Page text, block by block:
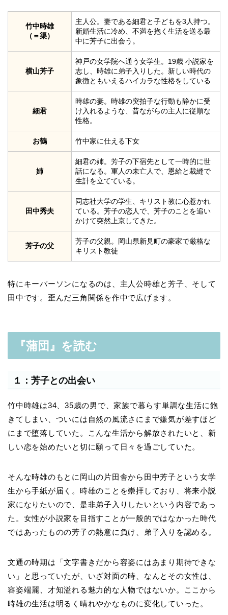
竹中時雄
（＝渠）
主人公。妻である細君と子どもを3人持つ。
新婚生活に冷め、不満を抱く生活を送る最
中に芳子に出会う。
横山芳子
神戸の女学院へ通う女学生。19歳 小説家を
志し、時雄に弟子入りした。新しい時代の
象徴ともいえるハイカラな性格をしている
細君
時雄の妻。時雄の突拍子な行動も静かに受
け入れるような、昔ながらの主人に従順な
性格。
お鶴 竹中家に仕える下女
姉
細君の姉。芳子の下宿先として一時的に世
話になる。軍人の未亡人で、恩給と裁縫で
生計を立てている。
田中秀夫
同志社大学の学生、キリスト教に心惹かれ
ている。芳子の恋人で、芳子のことを追い
かけて突然上京してきた。
芳子の父
芳子の父親。岡山県新見町の豪家で厳格な
キリスト教徒
特にキーパーソンになるのは、主人公時雄と芳子、そして
田中です。歪んだ三角関係を作中で広げます。
『蒲団』を読む
１：芳子との出会い
竹中時雄は34、35歳の男で、家族で暮らす単調な生活に飽
きてしまい、ついには自然の風流さにまで嫌気が差すほど
にまで堕落していた。こんな生活から解放されたいと、新
しい恋を始めたいと切に願って日々を過ごしていた。
そんな時雄のもとに岡山の片田舎から田中芳子という女学
生から手紙が届く。時雄のことを崇拝しており、将来小説
家になりたいので、是非弟子入りしたいという内容であっ
た。女性が小説家を目指すことが一般的ではなかった時代
ではあったものの芳子の熱意に負け、弟子入りを認める。
文通の時期は「文字書きだから容姿にはあまり期待できな
い」と思っていたが、いざ対面の時、なんとその女性は、
容姿端麗、才知溢れる魅力的な人物ではないか。ここから
時雄の生活は明るく晴れやかなものに変化していった。